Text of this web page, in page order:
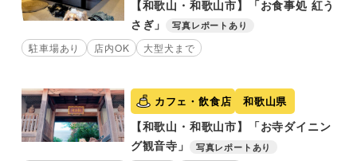
【和歌山・和歌山市】「お食事処 紅う
さぎ」
写真レポートあり
駐車場あり 店内OK 大型犬まで
カフェ・飲食店 和歌山県
【和歌山・和歌山市】「お寺ダイニン
グ観音寺」
写真レポートあり